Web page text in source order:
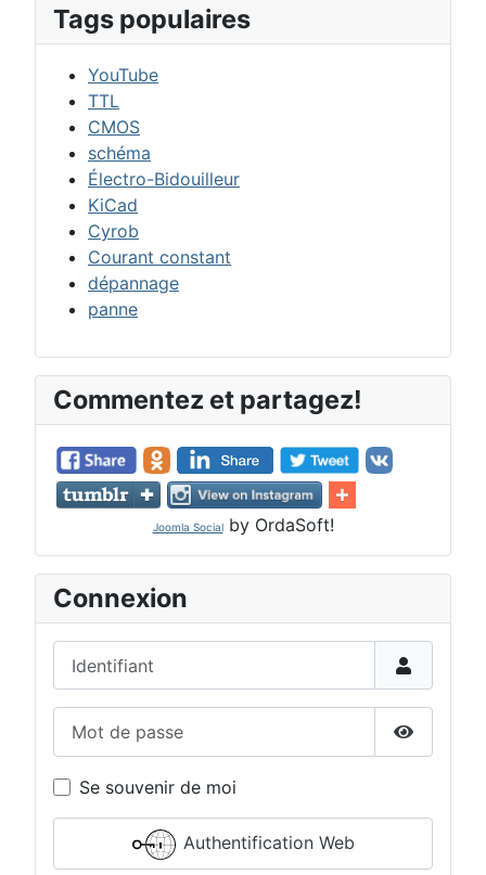
Tags populaires
YouTube
TTL
CMOS
schéma
Électro-Bidouilleur
KiCad
Cyrob
Courant constant
dépannage
panne
Commentez et partagez!
Joomla Socialby OrdaSoft!
Connexion
Afficher
Se souvenir de moi
Authentification Web